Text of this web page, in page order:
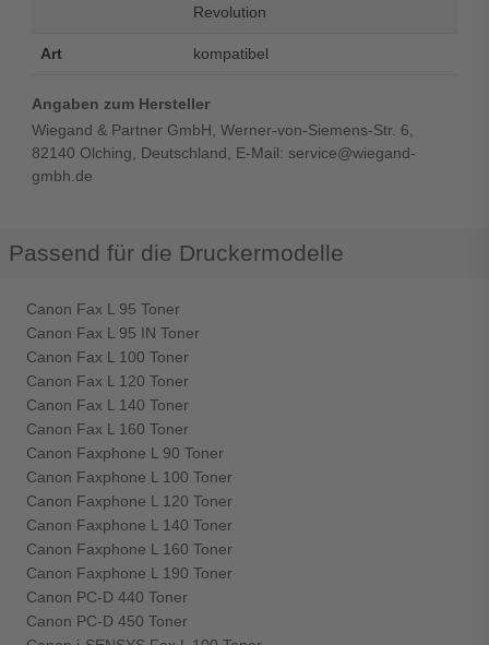
Revolution
Art kompatibel
Angaben zum Hersteller
Wiegand & Partner GmbH, Werner-von-Siemens-Str. 6,
82140 Olching, Deutschland, E-Mail: service@wiegand-
gmbh.de
Passend für die Druckermodelle
Canon Fax L 95 Toner
Canon Fax L 95 IN Toner
Canon Fax L 100 Toner
Canon Fax L 120 Toner
Canon Fax L 140 Toner
Canon Fax L 160 Toner
Canon Faxphone L 90 Toner
Canon Faxphone L 100 Toner
Canon Faxphone L 120 Toner
Canon Faxphone L 140 Toner
Canon Faxphone L 160 Toner
Canon Faxphone L 190 Toner
Canon PC-D 440 Toner
Canon PC-D 450 Toner